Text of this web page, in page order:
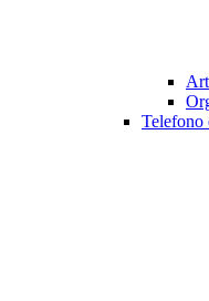
Telefono